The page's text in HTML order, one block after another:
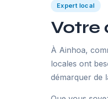
Expert local
Votre
À Ainhoa,
locales ont
démarquer de